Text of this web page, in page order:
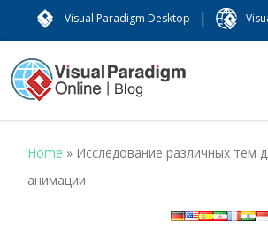
Visual Paradigm Desktop |
Home » Исследование различных тем
анимации